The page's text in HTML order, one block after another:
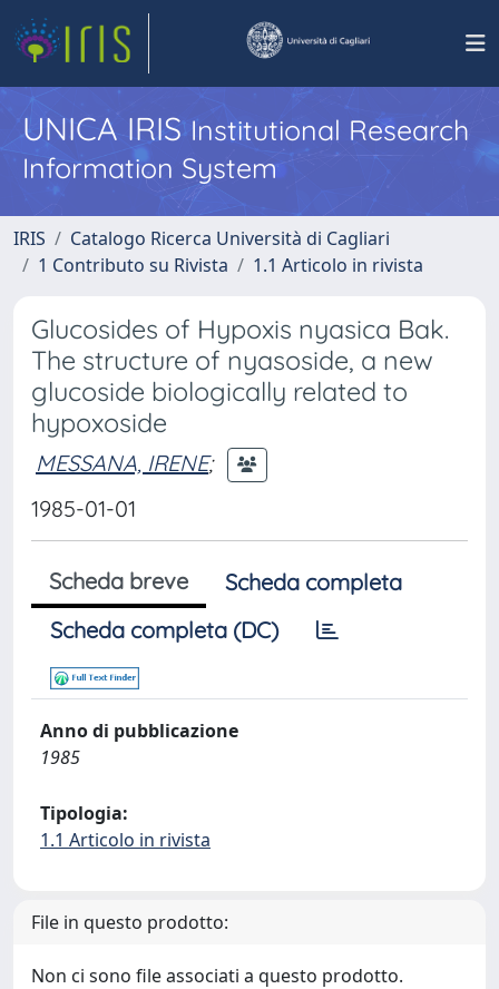
UNICA IRISInstitutional Research
Information System
IRIS
Catalogo Ricerca Università di Cagliari
1 Contributo su Rivista
1.1 Articolo in rivista
Glucosides of Hypoxis nyasica Bak.
The structure of nyasoside, a new
glucoside biologically related to
hypoxoside
MESSANA, IRENE;
1985-01-01
Scheda breve
Scheda completa
Scheda completa (DC)
Anno di pubblicazione
1985
Tipologia:
1.1 Articolo in rivista
File in questo prodotto:
Non ci sono file associati a questo prodotto.